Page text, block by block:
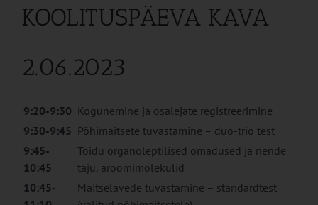
KOOLITUSPÄEVA KAVA
2.06.2023
9:20-9:30 Kogunemine ja osalejate registreerimine
9:30-9:45 Põhimaitsete tuvastamine – duo-trio test
9:45-
10:45
Toidu organoleptilised omadused ja nende
taju, aroomimolekulid
10:45-
Maitselävede tuvastamine – standardtest